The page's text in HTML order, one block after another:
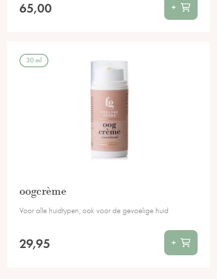
65,00 +
oogcrème
29,95 +
Voor alle huidtypen, ook voor de gevoelige huid
30 ml